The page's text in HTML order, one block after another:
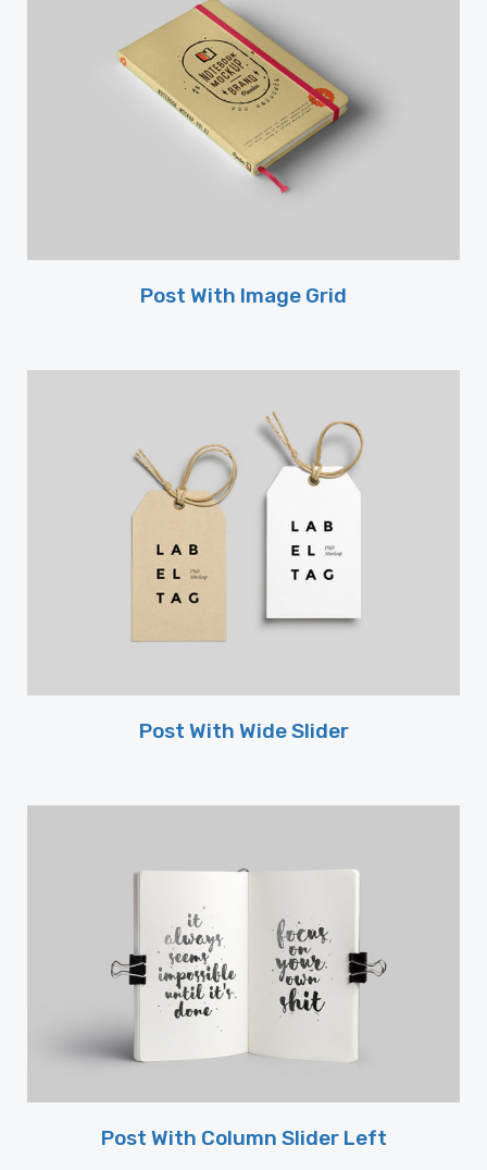
Post With Image Grid
Post With Wide Slider
Post With Column Slider Left